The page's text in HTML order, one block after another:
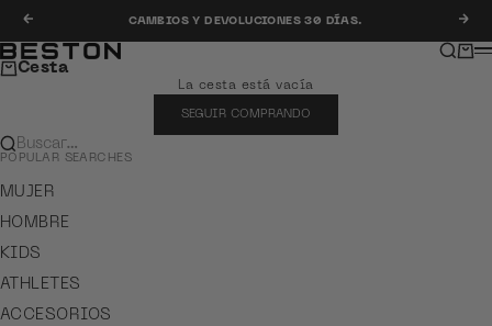
Anterior
CAMBIOS Y DEVOLUCIONES 30 DÍAS.
Beston Buscar
Cesta
La cesta está vacía
SEGUIR COMPRANDO
Buscar…
POPULAR SEARCHES
MUJER
HOMBRE
KIDS
ATHLETES
ACCESORIOS